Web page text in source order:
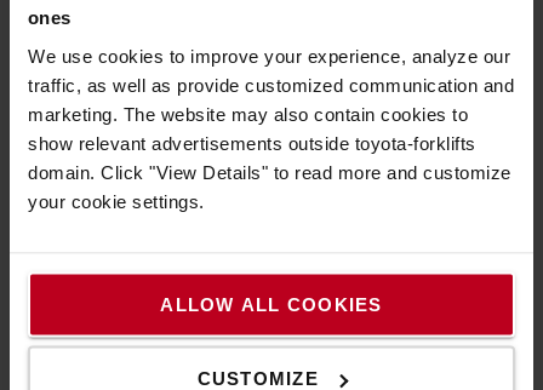
ones
We use cookies to improve your experience, analyze our
traffic, as well as provide customized communication and
marketing. The website may also contain cookies to
show relevant advertisements outside toyota-forklifts
domain. Click "View Details" to read more and customize
your cookie settings.
ALLOW ALL COOKIES
CUSTOMIZE
Intelligens lítiumionos energiaellátás
energiaellátási megoldással kaphatók. A Toyota saját
energiahatékony lítiumion akkumulátoros megoldásain
alapulnak, amelyek lehetővé teszik a költségmegtakarítást